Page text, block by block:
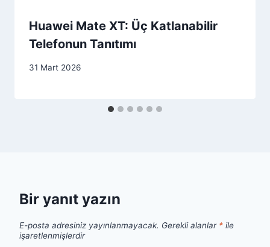
Huawei Mate XT: Üç Katlanabilir
Telefonun Tanıtımı
31 Mart 2026
Bir yanıt yazın
E-posta adresiniz yayınlanmayacak. Gerekli alanlar * ile
işaretlenmişlerdir